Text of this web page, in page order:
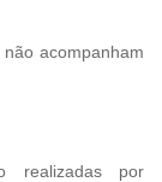
acompanham
realizadas por